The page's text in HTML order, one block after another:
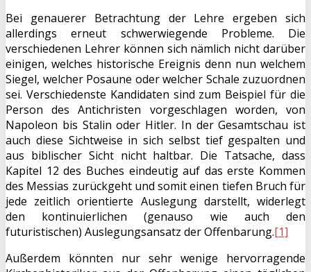
Bei genauerer Betrachtung der Lehre ergeben sich
allerdings erneut schwerwiegende Probleme. Die
verschiedenen Lehrer können sich nämlich nicht darüber
einigen, welches historische Ereignis denn nun welchem
Siegel, welcher Posaune oder welcher Schale zuzuordnen
sei. Verschiedenste Kandidaten sind zum Beispiel für die
Person des Antichristen vorgeschlagen worden, von
Napoleon bis Stalin oder Hitler. In der Gesamtschau ist
auch diese Sichtweise in sich selbst tief gespalten und
aus biblischer Sicht nicht haltbar. Die Tatsache, dass
Kapitel 12 des Buches eindeutig auf das erste Kommen
des Messias zurückgeht und somit einen tiefen Bruch für
jede zeitlich orientierte Auslegung darstellt, widerlegt
den kontinuierlichen (genauso wie auch den
futuristischen) Auslegungsansatz der Offenbarung.[1]
Außerdem könnten nur sehr wenige hervorragende